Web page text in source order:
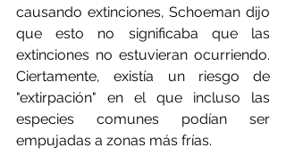
causando extinciones, Schoeman dijo
que esto no significaba que las
extinciones no estuvieran ocurriendo.
Ciertamente, existía un riesgo de
"extirpación" en el que incluso las
especies comunes podían ser
empujadas a zonas más frías.